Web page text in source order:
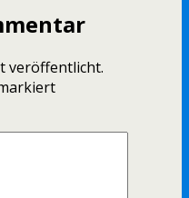
veröffentlicht.